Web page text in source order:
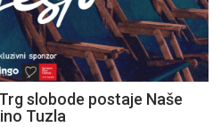
slobode postaje Naše
Tuzla